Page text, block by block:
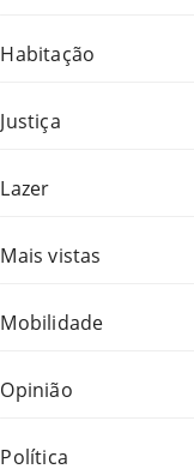
Habitação
Justiça
Lazer
Mais vistas
Mobilidade
Opinião
Política